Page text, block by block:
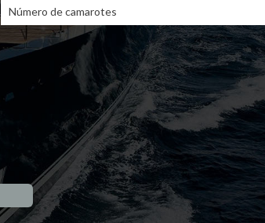
Número de camarotes